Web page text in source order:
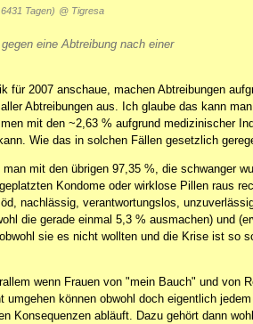
Tagen) @ Tigresa
eine Abtreibung nach einer
2007 anschaue, machen Abtreibungen
Abtreibungen aus. Ich glaube das kann
mit den ~2,63 % aufgrund medizinischer
Wie das in solchen Fällen gesetzlich
mit den übrigen 97,35 %, die schwanger
Kondome oder wirklose Pillen raus
nachlässig, verantwortungslos,
die gerade einmal 5,3 % ausmachen) und
sie es nicht wollten und die Krise ist so
wenn Frauen von "mein Bauch" und von
umgehen können obwohl doch eigentlich
Konsequenzen abläuft. Dazu gehört dann